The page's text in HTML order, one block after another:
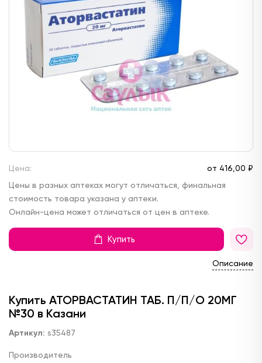
Цена: от 416, 00 ₽
Цены в разных аптеках могут отличаться, финальная
стоимость товара указана у аптеки.
Онлайн-цена может отличаться от цен в аптеке.
Купить
Описание
Купить АТОРВАСТАТИН ТАБ. П/П/О 20МГ
№30 в Казани
Артикул: s35487
Производитель